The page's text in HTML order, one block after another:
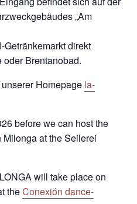
„Am
Getränkemarkt direkt
Brentanobad.
Homepage la-
before we can host the
at the Seilerei
will take place on
theConexión dance-